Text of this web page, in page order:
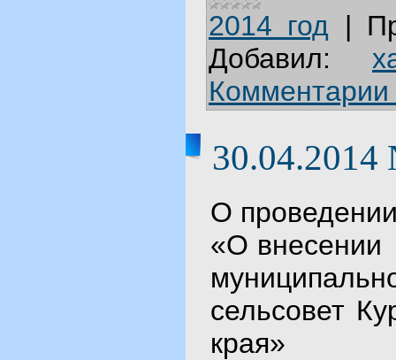
2014 год |
Добавил:
Комментарии
О
«О внесении
сельсовет
края»